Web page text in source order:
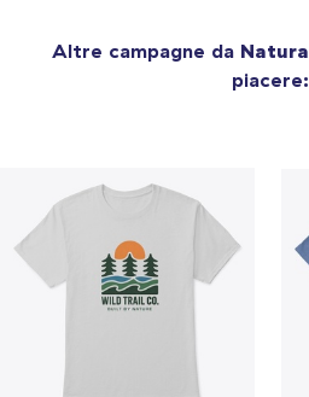
Altre campagne da Natura
piacere: